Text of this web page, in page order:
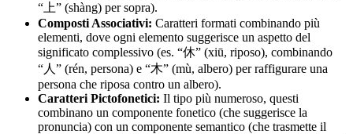
“上” (shàng) per sopra).
Composti Associativi: Caratteri formati combinando più
elementi, dove ogni elemento suggerisce un aspetto del
significato complessivo (es. “休” (xiū, riposo), combinando
“人” (rén, persona) e “木” (mù, albero) per raffigurare una
persona che riposa contro un albero).
Caratteri Pictofonetici: Il tipo più numeroso, questi
combinano un componente fonetico (che suggerisce la
pronuncia) con un componente semantico (che trasmette il